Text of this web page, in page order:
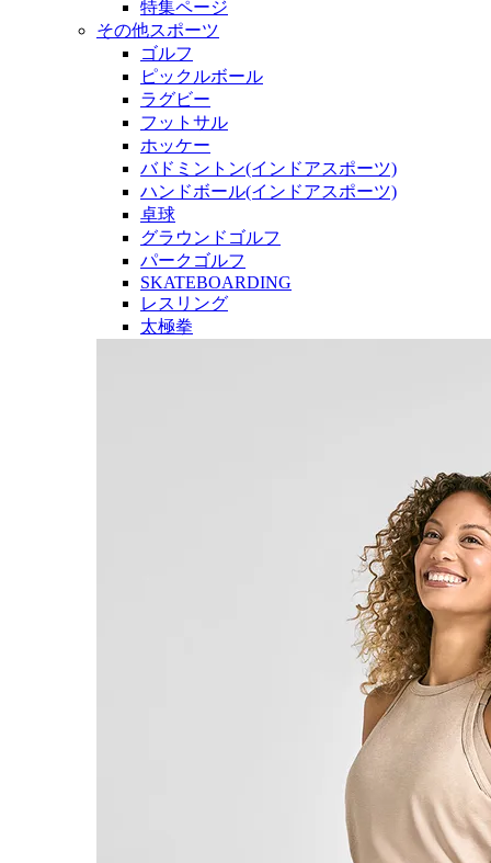
特集ページ
その他スポーツ
ゴルフ
ピックルボール
ラグビー
フットサル
ホッケー
バドミントン(インドアスポーツ)
ハンドボール(インドアスポーツ)
卓球
グラウンドゴルフ
パークゴルフ
SKATEBOARDING
レスリング
太極拳